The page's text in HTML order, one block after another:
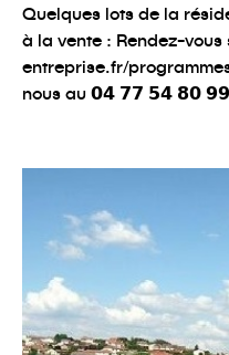
Quelques lots de la
à la vente : Rendez-
entreprise.fr/
nous au 𝟬𝟰 𝟳𝟳 𝟱𝟰 𝟴𝟬 𝟵𝟵